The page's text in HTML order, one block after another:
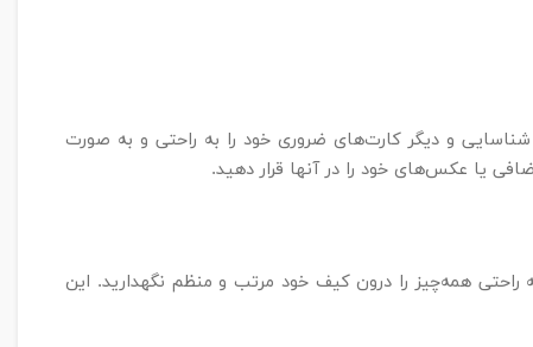
بانکی، کارت‌های شناسایی و دیگر کارت‌های ضروری خود را به راحتی و به صورت
یا عکس‌های خود را در آنها قرار دهید.
همه‌چیز را درون کیف خود مرتب و منظم نگهدارید. این